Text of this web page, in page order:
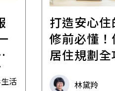
活
打造安心
修前必懂
居住規劃全
林黛羚